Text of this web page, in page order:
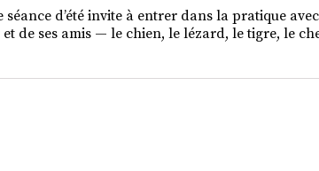
séance d’été invite à entrer dans la pratique
et de ses amis — le chien, le lézard, le tigre, le